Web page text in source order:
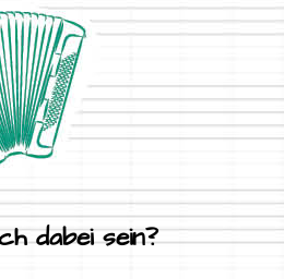
dabei sein?